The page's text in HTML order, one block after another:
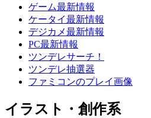
ゲーム最新情報
ケータイ最新情報
デジカメ最新情報
PC最新情報
ツンデレサーチ！
ツンデレ抽選器
ファミコンのプレイ画像
イラスト・創作系